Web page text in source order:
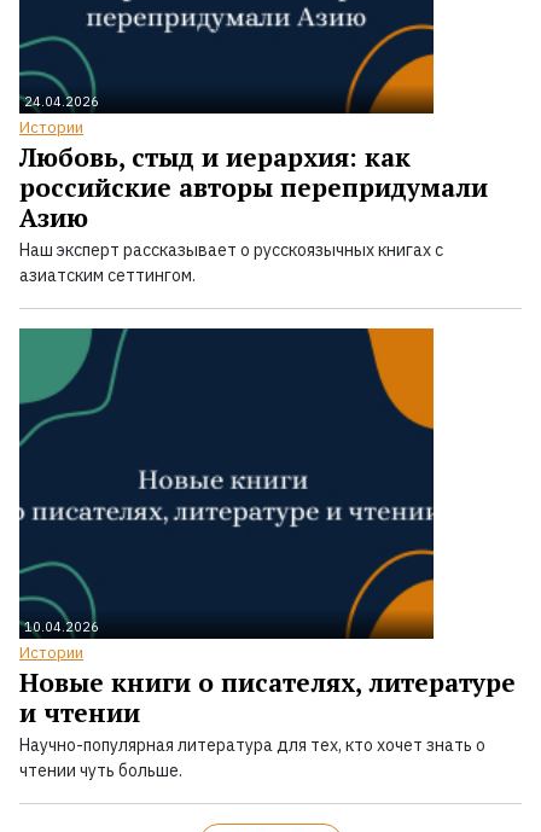
24.04.2026
Истории
Любовь, стыд и иерархия: как
российские авторы перепридумали
Азию
Наш эксперт рассказывает о русскоязычных книгах с
азиатским сеттингом.
10.04.2026
Истории
Новые книги о писателях, литературе
и чтении
Научно-популярная литература для тех, кто хочет знать о
чтении чуть больше.